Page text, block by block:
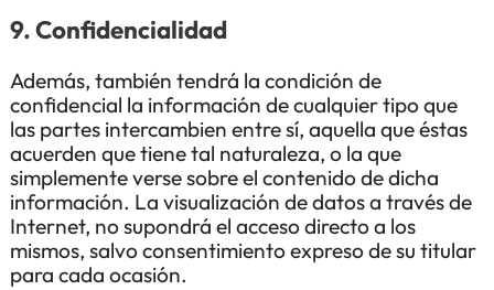
9. Confidencialidad
Además, también tendrá la condición de
confidencial la información de cualquier tipo que
las partes intercambien entre sí, aquella que éstas
acuerden que tiene tal naturaleza, o la que
simplemente verse sobre el contenido de dicha
información. La visualización de datos a través de
Internet, no supondrá el acceso directo a los
mismos, salvo consentimiento expreso de su titular
para cada ocasión.